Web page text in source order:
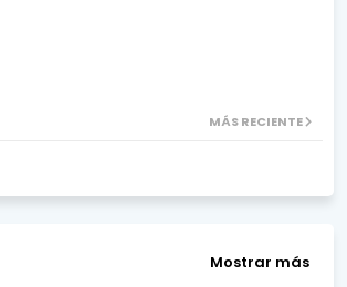
MÁS RECIENTE
Mostrar más